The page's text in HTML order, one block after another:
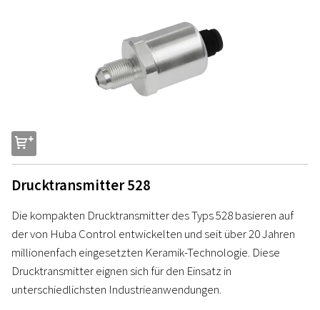
s
Drucktransmitter 528
Die kompakten Drucktransmitter des Typs 528 basieren auf
der von Huba Control entwickelten und seit über 20 Jahren
millionenfach eingesetzten Keramik-Technologie. Diese
Drucktransmitter eignen sich für den Einsatz in
unterschiedlichsten Industrieanwendungen.